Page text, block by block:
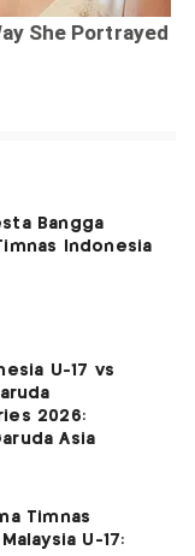
Bangga
Indonesia
U-17 vs
2026:
Asia
Timnas
U-17: